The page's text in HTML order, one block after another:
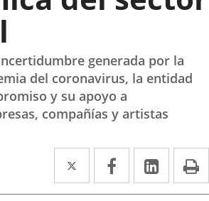
generada por la
del coronavirus, la entidad
y su apoyo a
compañías y artistas
Twitter
Enlace
a
Facebook
Enlace
a
Enlace
a